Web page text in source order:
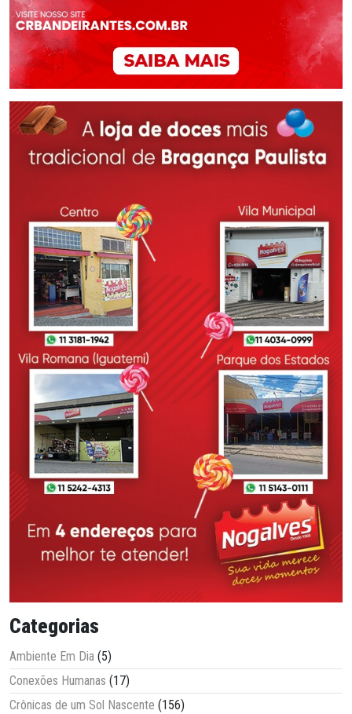
Categorias
Ambiente Em Dia (5)
Conexões Humanas (17)
Crônicas de um Sol Nascente (156)